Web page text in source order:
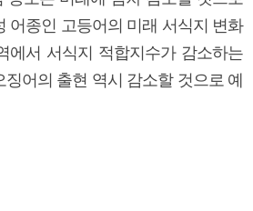
어종인 고등어의 미래 서식지 변화
에서 서식지 적합지수가 감소하는
징어의 출현 역시 감소할 것으로 예